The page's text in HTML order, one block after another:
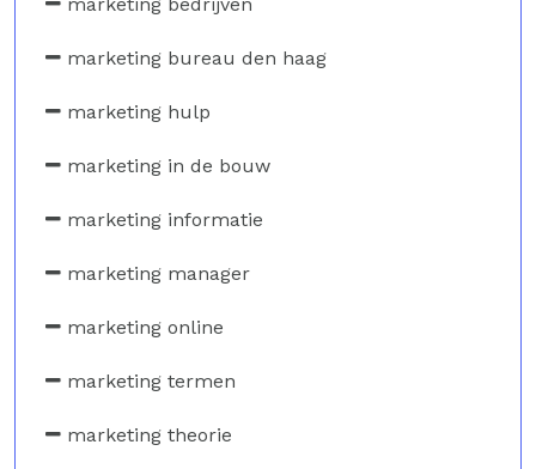
marketing bureau den haag
marketing hulp
marketing in de bouw
marketing informatie
marketing manager
marketing online
marketing termen
marketing theorie